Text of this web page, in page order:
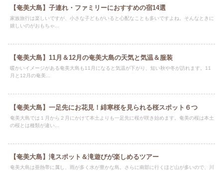
【奄美大島】子連れ・ファミリーにおすすめの宿14選
家族旅行は楽しいですが、小さな子どもがいると心配なことも多いですよね。そんなときに
嬉しいのがおもちゃ...
【奄美大島】11月＆12月の奄美大島の天気と気温＆服装
暖かいイメージがある奄美大島も11月になると気温が下がり、短い秋や冬が訪れます。11
月と12月の奄美...
【奄美大島】一足先にお花見！緋寒桜を見られる桜スポット６つ
奄美大島では１月から２月にかけて本土よりも一足先に桜が咲き始めます。奄美の桜は本土
の桜とは種類が違い...
【奄美大島】滝スポット＆滝遊びが楽しめるツアー
奄美大島は亜熱帯に属し、雨が多く水が豊かな島。さらに南部に行くほど山が多いので、川